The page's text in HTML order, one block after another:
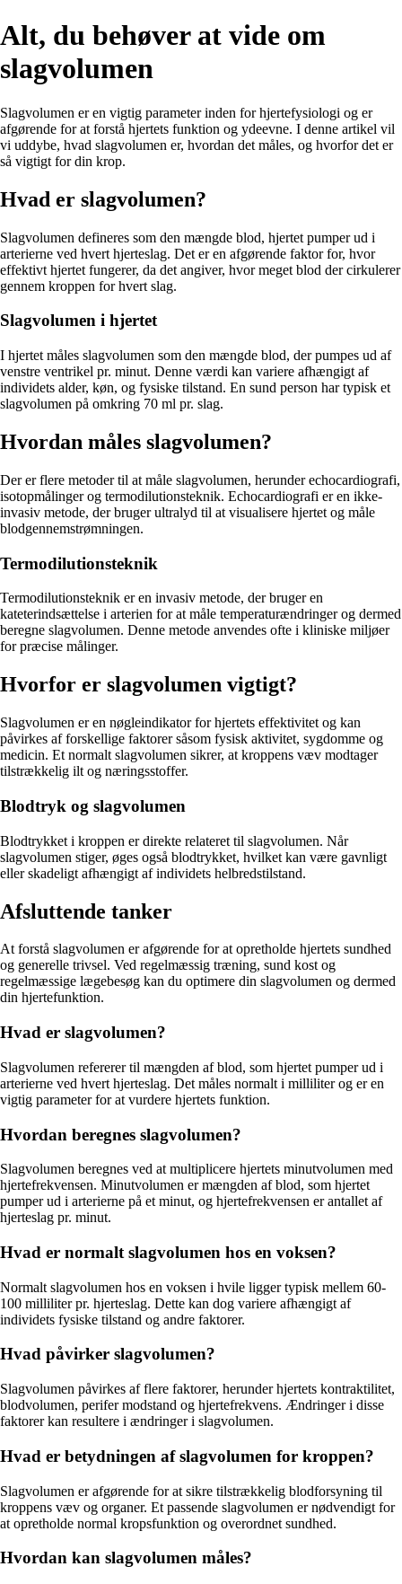
Alt, du behøver at vide om
slagvolumen
Slagvolumen er en vigtig parameter inden for hjertefysiologi og er
afgørende for at forstå hjertets funktion og ydeevne. I denne artikel vil
vi uddybe, hvad slagvolumen er, hvordan det måles, og hvorfor det er
så vigtigt for din krop.
Hvad er slagvolumen?
Slagvolumen defineres som den mængde blod, hjertet pumper ud i
arterierne ved hvert hjerteslag. Det er en afgørende faktor for, hvor
effektivt hjertet fungerer, da det angiver, hvor meget blod der cirkulerer
gennem kroppen for hvert slag.
Slagvolumen i hjertet
I hjertet måles slagvolumen som den mængde blod, der pumpes ud af
venstre ventrikel pr. minut. Denne værdi kan variere afhængigt af
individets alder, køn, og fysiske tilstand. En sund person har typisk et
slagvolumen på omkring 70 ml pr. slag.
Hvordan måles slagvolumen?
Der er flere metoder til at måle slagvolumen, herunder echocardiografi,
isotopmålinger og termodilutionsteknik. Echocardiografi er en ikke-
invasiv metode, der bruger ultralyd til at visualisere hjertet og måle
blodgennemstrømningen.
Termodilutionsteknik
Termodilutionsteknik er en invasiv metode, der bruger en
kateterindsættelse i arterien for at måle temperaturændringer og dermed
beregne slagvolumen. Denne metode anvendes ofte i kliniske miljøer
for præcise målinger.
Hvorfor er slagvolumen vigtigt?
Slagvolumen er en nøgleindikator for hjertets effektivitet og kan
påvirkes af forskellige faktorer såsom fysisk aktivitet, sygdomme og
medicin. Et normalt slagvolumen sikrer, at kroppens væv modtager
tilstrækkelig ilt og næringsstoffer.
Blodtryk og slagvolumen
Blodtrykket i kroppen er direkte relateret til slagvolumen. Når
slagvolumen stiger, øges også blodtrykket, hvilket kan være gavnligt
eller skadeligt afhængigt af individets helbredstilstand.
Afsluttende tanker
At forstå slagvolumen er afgørende for at opretholde hjertets sundhed
og generelle trivsel. Ved regelmæssig træning, sund kost og
regelmæssige lægebesøg kan du optimere din slagvolumen og dermed
din hjertefunktion.
Hvad er slagvolumen?
Slagvolumen refererer til mængden af blod, som hjertet pumper ud i
arterierne ved hvert hjerteslag. Det måles normalt i milliliter og er en
vigtig parameter for at vurdere hjertets funktion.
Hvordan beregnes slagvolumen?
Slagvolumen beregnes ved at multiplicere hjertets minutvolumen med
hjertefrekvensen. Minutvolumen er mængden af blod, som hjertet
pumper ud i arterierne på et minut, og hjertefrekvensen er antallet af
hjerteslag pr. minut.
Hvad er normalt slagvolumen hos en voksen?
Normalt slagvolumen hos en voksen i hvile ligger typisk mellem 60-
100 milliliter pr. hjerteslag. Dette kan dog variere afhængigt af
individets fysiske tilstand og andre faktorer.
Hvad påvirker slagvolumen?
Slagvolumen påvirkes af flere faktorer, herunder hjertets kontraktilitet,
blodvolumen, perifer modstand og hjertefrekvens. Ændringer i disse
faktorer kan resultere i ændringer i slagvolumen.
Hvad er betydningen af slagvolumen for kroppen?
Slagvolumen er afgørende for at sikre tilstrækkelig blodforsyning til
kroppens væv og organer. Et passende slagvolumen er nødvendigt for
at opretholde normal kropsfunktion og overordnet sundhed.
Hvordan kan slagvolumen måles?